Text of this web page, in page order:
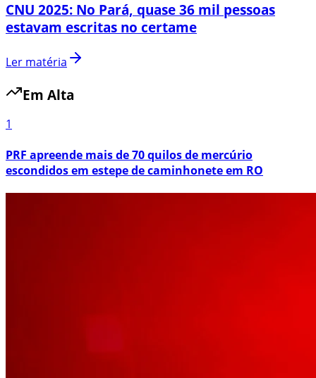
CNU 2025: No Pará, quase 36 mil pessoas
estavam escritas no certame
Ler matéria
Em Alta
1
PRF apreende mais de 70 quilos de mercúrio
escondidos em estepe de caminhonete em RO